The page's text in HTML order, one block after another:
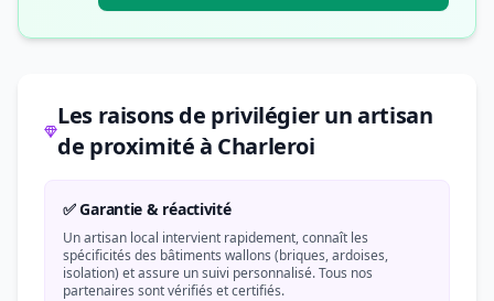
Les raisons de privilégier un artisan
de proximité à Charleroi
✅ Garantie & réactivité
Un artisan local intervient rapidement, connaît les
spécificités des bâtiments wallons (briques, ardoises,
isolation) et assure un suivi personnalisé. Tous nos
partenaires sont vérifiés et certifiés.